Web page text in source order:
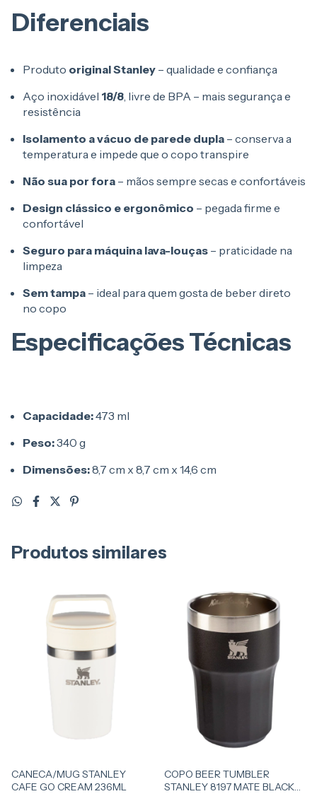
Diferenciais
Produto original Stanley – qualidade e confiança
Aço inoxidável 18/8 , livre de BPA – mais segurança e
resistência
Isolamento a vácuo de parede dupla – conserva a
temperatura e impede que o copo transpire
Não sua por fora – mãos sempre secas e confortáveis
Design clássico e ergonômico – pegada firme e
confortável
Seguro para máquina lava-louças – praticidade na
limpeza
Sem tampa – ideal para quem gosta de beber direto
no copo
Especificações Técnicas
Capacidade:473 ml
Peso:340 g
Dimensões:8,7 cm x 8,7 cm x 14,6 cm
Produtos similares
CANECA/MUG STANLEY
CAFE GO CREAM 236ML
COPO BEER TUMBLER
STANLEY 8197 MATE BLACK